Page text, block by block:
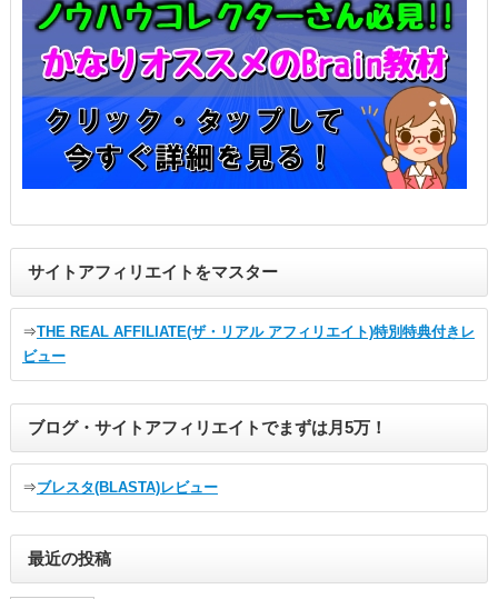
サイトアフィリエイトをマスター
⇒THE REAL AFFILIATE(ザ・リアル アフィリエイト)特別特典付きレ
ビュー
ブログ・サイトアフィリエイトでまずは月5万！
⇒ブレスタ(BLASTA)レビュー
最近の投稿